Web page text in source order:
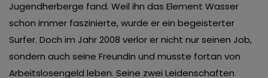
Jugendherberge fand. Weil ihn das Element Wasser
schon immer faszinierte, wurde er ein begeisterter
Surfer. Doch im Jahr 2008 verlor er nicht nur seinen Job,
sondern auch seine Freundin und musste fortan von
Arbeitslosengeld leben. Seine zwei Leidenschaften